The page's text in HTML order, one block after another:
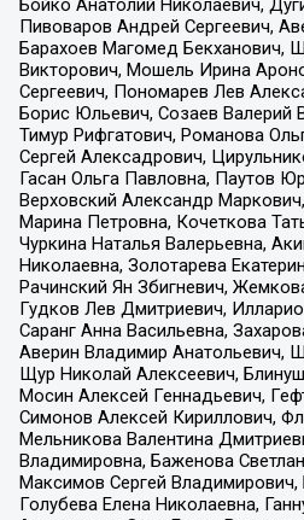
Бойко Анатолий Николаевич,
Пивоваров Андрей Сергеевич,
Барахоев Магомед Бекханович,
Викторович, Мошель Ирина
Сергеевич, Пономарев Лев
Борис Юльевич, Созаев Валерий
Тимур Рифгатович, Романова
Сергей Алексадрович,
Гасан Ольга Павловна, Паутов
Верховский Александр
Марина Петровна, Кочеткова
Чуркина Наталья Валерьевна,
Николаевна, Золотарева
Рачинский Ян Збигневич,
Гудков Лев Дмитриевич,
Саранг Анна Васильевна,
Аверин Владимир Анатольевич,
Щур Николай Алексеевич,
Мосин Алексей Геннадьевич,
Симонов Алексей Кириллович,
Мельникова Валентина
Владимировна, Баженова
Максимов Сергей Владимирович,
Голубева Елена Николаевна,